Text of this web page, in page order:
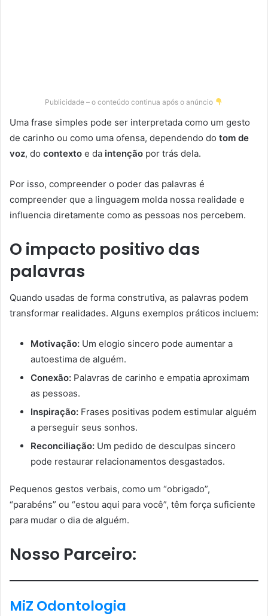
Publicidade – o conteúdo continua após o anúncio
Uma frase simples pode ser interpretada como um gesto
de carinho ou como uma ofensa, dependendo do tom de
voz, do contexto e da intenção por trás dela.
Por isso, compreender o poder das palavras é
compreender que a linguagem molda nossa realidade e
influencia diretamente como as pessoas nos percebem.
O impacto positivo das
palavras
Quando usadas de forma construtiva, as palavras podem
transformar realidades. Alguns exemplos práticos incluem:
Motivação: Um elogio sincero pode aumentar a
autoestima de alguém.
Conexão: Palavras de carinho e empatia aproximam
as pessoas.
Inspiração: Frases positivas podem estimular alguém
a perseguir seus sonhos.
Reconciliação: Um pedido de desculpas sincero
pode restaurar relacionamentos desgastados.
Pequenos gestos verbais, como um “obrigado”,
“parabéns” ou “estou aqui para você”, têm força suficiente
para mudar o dia de alguém.
Nosso Parceiro:
MiZ Odontologia